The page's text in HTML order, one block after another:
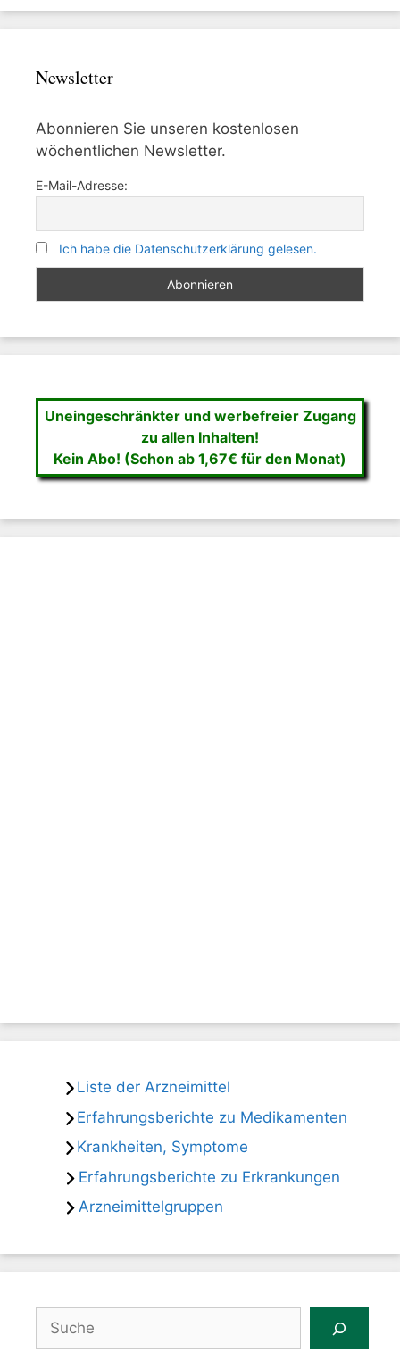
Newsletter
Abonnieren Sie unseren kostenlosen
wöchentlichen Newsletter.
E-Mail-Adresse:
Ich habe die Datenschutzerklärung gelesen.
Uneingeschränkter und werbefreier Zugang
zu allen Inhalten!
Kein Abo! (Schon ab 1,67€ für den Monat)
Liste der Arzneimittel
Erfahrungsberichte zu Medikamenten
Krankheiten, Symptome
Erfahrungsberichte zu Erkrankungen
Arzneimittelgruppen
Suchen